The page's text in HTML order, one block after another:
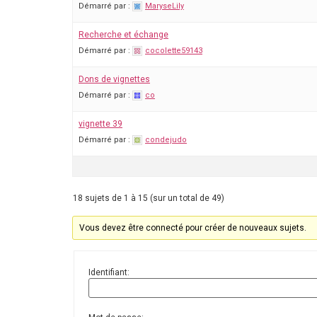
Démarré par : MaryseLily
Recherche et échange
Démarré par : cocolette59143
Dons de vignettes
Démarré par : co
vignette 39
Démarré par : condejudo
18 sujets de 1 à 15 (sur un total de 49)
Vous devez être connecté pour créer de nouveaux sujets.
Identifiant: